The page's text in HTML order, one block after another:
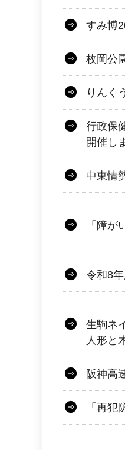
すみ博
枚岡公
りんく
行政保
開催し
中東情
「障
令和8
生駒ネ
人形と
阪神高
「再犯